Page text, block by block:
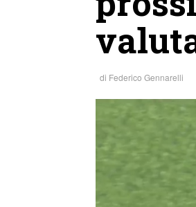
di Federico Gennarelli